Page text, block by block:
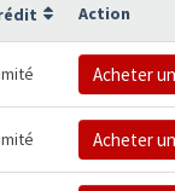
Action
Acheter
Acheter